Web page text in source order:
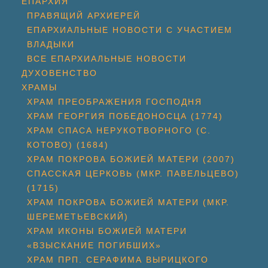
ПРАВЯЩИЙ АРХИЕРЕЙ
ЕПАРХИАЛЬНЫЕ НОВОСТИ С УЧАСТИЕМ
ВЛАДЫКИ
ВСЕ ЕПАРХИАЛЬНЫЕ НОВОСТИ
ДУХОВЕНСТВО
ХРАМЫ
ХРАМ ПРЕОБРАЖЕНИЯ ГОСПОДНЯ
ХРАМ ГЕОРГИЯ ПОБЕДОНОСЦА (1774)
ХРАМ СПАСА НЕРУКОТВОРНОГО (С.
КОТОВО) (1684)
ХРАМ ПОКРОВА БОЖИЕЙ МАТЕРИ (2007)
СПАССКАЯ ЦЕРКОВЬ (МКР. ПАВЕЛЬЦЕВО)
(1715)
ХРАМ ПОКРОВА БОЖИЕЙ МАТЕРИ (МКР.
ШЕРЕМЕТЬЕВСКИЙ)
ХРАМ ИКОНЫ БОЖИЕЙ МАТЕРИ
«ВЗЫСКАНИЕ ПОГИБШИХ»
ХРАМ ПРП. СЕРАФИМА ВЫРИЦКОГО